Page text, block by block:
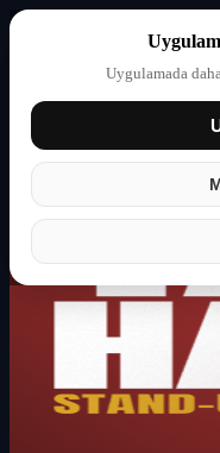
Uygulamada
Giriş yap Partner